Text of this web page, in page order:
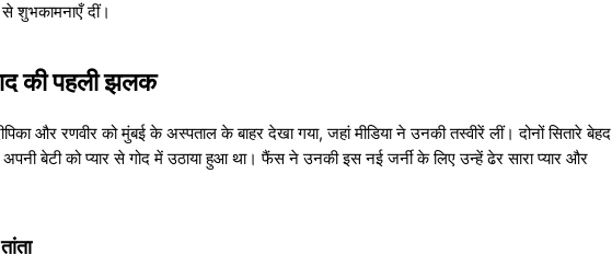
शुभकामनाएँ दीं।
की पहली झलक
और रणवीर को मुंबई के अस्पताल के बाहर देखा गया, जहां मीडिया ने उनकी तस्वीरें लीं। दोनों सितारे बेहद
बेटी को प्यार से गोद में उठाया हुआ था। फैंस ने उनकी इस नई जर्नी के लिए उन्हें ढेर सारा प्यार और